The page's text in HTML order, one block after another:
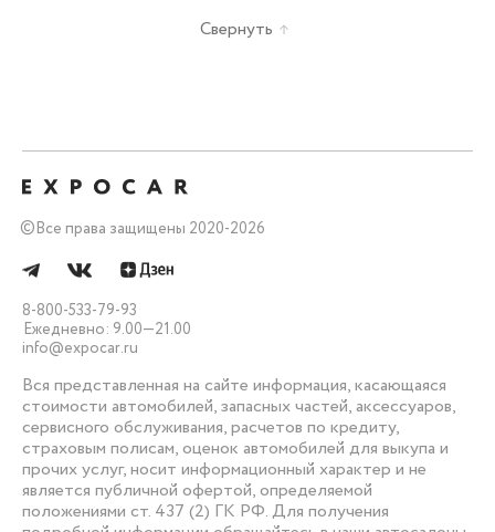
Свернуть
©Все права защищены 2020-2026
8-800-533-79-93
Ежедневно: 9.00—21.00
info@expocar.ru
Вся представленная на сайте информация, касающаяся
стоимости автомобилей, запасных частей, аксессуаров,
сервисного обслуживания, расчетов по кредиту,
страховым полисам, оценок автомобилей для выкупа и
прочих услуг, носит информационный характер и не
является публичной офертой, определяемой
положениями ст. 437 (2) ГК РФ. Для получения